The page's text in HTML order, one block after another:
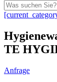
TE
Anfrage